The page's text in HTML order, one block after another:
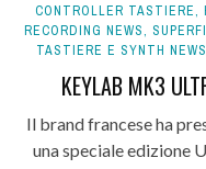
CONTROLLER TASTIERE,
RECORDING NEWS,
TASTIERE E SYNTH NEWS
KEYLAB MK3
Il brand francese ha
una speciale edizione